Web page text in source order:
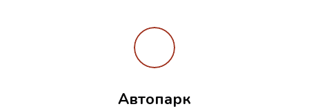
Автопарк